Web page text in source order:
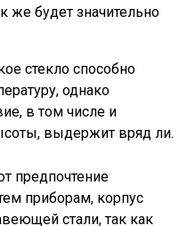
же будет значительно
стекло способно
однако
в том числе и
выдержит вряд ли.
предпочтение
приборам, корпус
стали, так как